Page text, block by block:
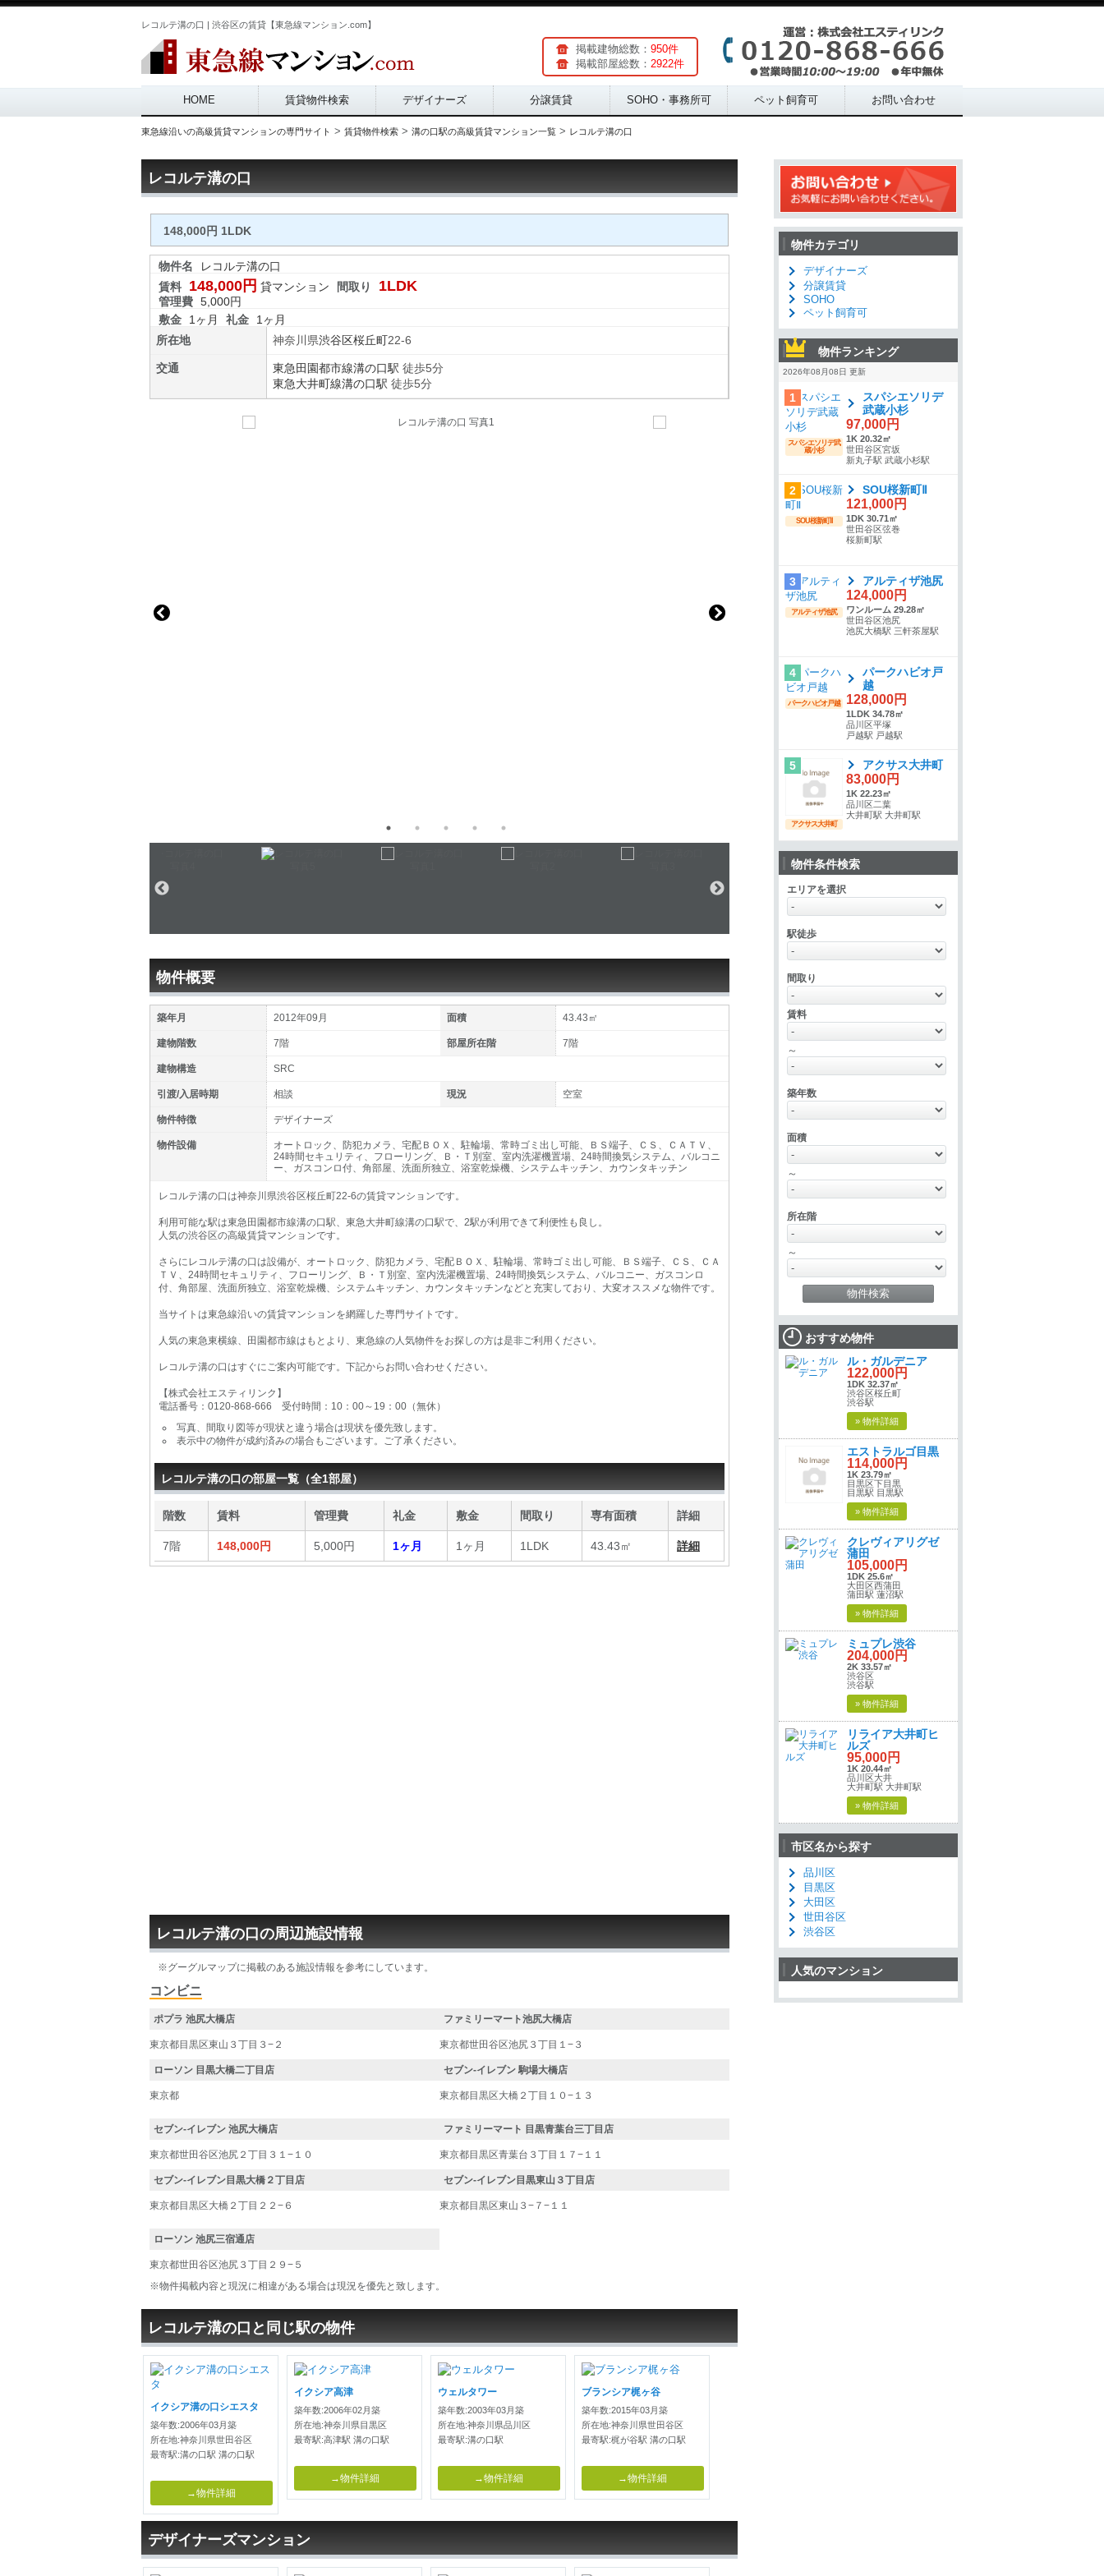
レコルテ溝の口 | 渋谷区の賃貸【東急線マンション.com】
掲載建物総数： 950件
掲載部屋総数： 2922件
Main menu
HOME 賃貸物件検索 デザイナーズ 分譲賃貸 SOHO・事務所可 ペット飼育可 お問い合わせ
東急線沿いの高級賃貸マンションの専門サイト > 賃貸物件検索 > 溝の口駅の高級賃貸マンション一覧 > レコルテ溝の口
レコルテ溝の口
148,000円 1LDK
物件名
レコルテ溝の口
賃料
148,000円 貸マンション 間取り 1LDK
管理費 5,000円
敷金
1ヶ月 礼金
1ヶ月
所在地
神奈川県渋谷区桜丘町22-6
交通 東急田園都市線溝の口駅 徒歩5分
東急大井町線溝の口駅 徒歩5分
物件概要
築年月 2012年09月 面積 43.43㎡
建物階数 7階 部屋所在階 7階
建物構造 SRC
引渡/入居時期 相談 現況 空室
物件特徴 デザイナーズ
物件設備
オートロック、防犯カメラ、宅配ＢＯＸ、駐輪場、常時ゴミ出し可能、ＢＳ端子、ＣＳ、ＣＡＴＶ、
24時間セキュリティ、フローリング、Ｂ・Ｔ別室、室内洗濯機置場、24時間換気システム、バルコニ
ー、ガスコンロ付、角部屋、洗面所独立、浴室乾燥機、システムキッチン、カウンタキッチン
レコルテ溝の口は神奈川県渋谷区桜丘町22-6の賃貸マンションです。
利用可能な駅は東急田園都市線溝の口駅、東急大井町線溝の口駅で、2駅が利用できて利便性も良し。
人気の渋谷区の高級賃貸マンションです。
さらにレコルテ溝の口は設備が、オートロック、防犯カメラ、宅配ＢＯＸ、駐輪場、常時ゴミ出し可能、ＢＳ端子、ＣＳ、ＣＡ
ＴＶ、24時間セキュリティ、フローリング、Ｂ・Ｔ別室、室内洗濯機置場、24時間換気システム、バルコニー、ガスコンロ
付、角部屋、洗面所独立、浴室乾燥機、システムキッチン、カウンタキッチンなどと充実しており、大変オススメな物件です。
当サイトは東急線沿いの賃貸マンションを網羅した専門サイトです。
人気の東急東横線、田園都市線はもとより、東急線の人気物件をお探しの方は是非ご利用ください。
レコルテ溝の口はすぐにご案内可能です。下記からお問い合わせください。
【株式会社エスティリンク】
電話番号：0120-868-666 受付時間：10：00～19：00（無休）
写真、間取り図等が現状と違う場合は現状を優先致します。
表示中の物件が成約済みの場合もございます。ご了承ください。
レコルテ溝の口の部屋一覧（全1部屋）
階数 賃料 管理費 礼金 敷金 間取り 専有面積 詳細
7階 148,000円 5,000円 1ヶ月 1ヶ月 1LDK 43.43㎡ 詳細
レコルテ溝の口の周辺施設情報
※グーグルマップに掲載のある施設情報を参考にしています。
コンビニ
ポプラ 池尻大橋店
東京都目黒区東山３丁目３−２
ローソン 目黒大橋二丁目店
東京都
ファミリーマート池尻大橋店
東京都世田谷区池尻３丁目１−３
セブン-イレブン 駒場大橋店
東京都目黒区大橋２丁目１０−１３
セブン‐イレブン 池尻大橋店
東京都世田谷区池尻２丁目３１−１０
セブン-イレブン目黒大橋２丁目店
東京都目黒区大橋２丁目２２−６
ファミリーマート 目黒青葉台三丁目店
東京都目黒区青葉台３丁目１７−１１
セブン-イレブン目黒東山３丁目店
東京都目黒区東山３−７−１１
ローソン 池尻三宿通店
東京都世田谷区池尻３丁目２９−５
※物件掲載内容と現況に相違がある場合は現況を優先と致します。
レコルテ溝の口と同じ駅の物件
イクシア溝の口シエスタ
築年数:2006年03月築
所在地:神奈川県世田谷区
最寄駅:溝の口駅 溝の口駅
→物件詳細
イクシア高津
築年数:2006年02月築
所在地:神奈川県目黒区
最寄駅:高津駅 溝の口駅
→物件詳細
ウェルタワー
築年数:2003年03月築
所在地:神奈川県品川区
最寄駅:溝の口駅
→物件詳細
ブランシア梶ヶ谷
築年数:2015年03月築
所在地:神奈川県世田谷区
最寄駅:梶が谷駅 溝の口駅
→物件詳細
デザイナーズマンション
物件カテゴリ
デザイナーズ
分譲賃貸
SOHO
ペット飼育可
物件ランキング
2026年08月08日 更新
1
スパシエソリデ武
蔵小杉
スパシエソリデ
武蔵小杉
97,000円
1K 20.32㎡
世田谷区宮坂
新丸子駅 武蔵小杉駅
2
SOU桜新町Ⅱ
SOU桜新町Ⅱ
121,000円
1DK 30.71㎡
世田谷区弦巻
桜新町駅
3
アルティザ池尻
アルティザ池尻
124,000円
ワンルーム 29.28㎡
世田谷区池尻
池尻大橋駅 三軒茶屋駅
4
パークハビオ戸越
パークハビオ戸
越
128,000円
1LDK 34.78㎡
品川区平塚
戸越駅 戸越駅
5
アクサス大井町
アクサス大井町
83,000円
1K 22.23㎡
品川区二葉
大井町駅 大井町駅
物件条件検索
エリアを選択
駅徒歩
間取り
賃料
～
築年数
面積
～
所在階
～
おすすめ物件
ル・ガルデニア
122,000円
1DK 32.37㎡
渋谷区桜丘町
渋谷駅
» 物件詳細
エストラルゴ目黒
114,000円
1K 23.79㎡
目黒区下目黒
目黒駅 目黒駅
» 物件詳細
クレヴィアリグゼ
蒲田
105,000円
1DK 25.6㎡
大田区西蒲田
蒲田駅 蓮沼駅
» 物件詳細
ミュプレ渋谷
204,000円
2K 33.57㎡
渋谷区
渋谷駅
» 物件詳細
リライア大井町ヒ
ルズ
95,000円
1K 20.44㎡
品川区大井
大井町駅 大井町駅
» 物件詳細
市区名から探す
品川区
目黒区
大田区
世田谷区
渋谷区
人気のマンション